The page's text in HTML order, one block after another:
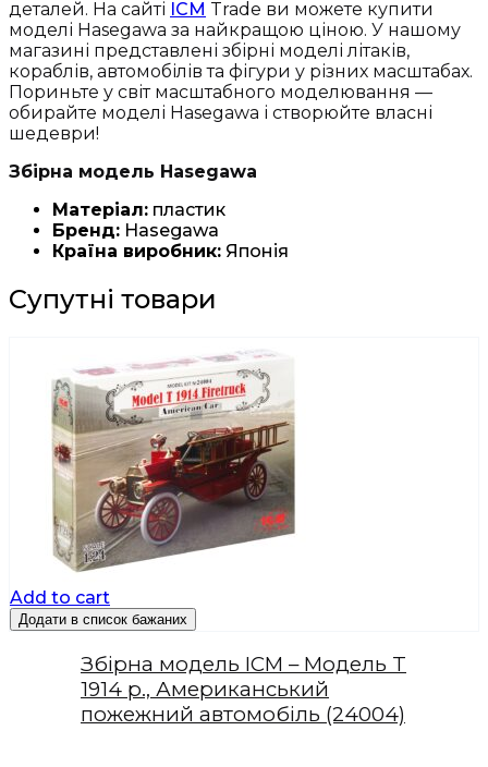
деталей. На сайті ICM Trade ви можете купити
моделі Hasegawa за найкращою ціною. У нашому
магазині представлені збірні моделі літаків,
кораблів, автомобілів та фігури у різних масштабах.
Пориньте у світ масштабного моделювання —
обирайте моделі Hasegawa і створюйте власні
шедеври!
Збірна модель Hasegawa
Матеріал: пластик
Бренд: Hasegawa
Країна виробник: Японія
Супутні товари
Add to cart
Додати в список бажаних
Збірна модель ICM – Модель T
1914 р., Американський
пожежний автомобіль (24004)